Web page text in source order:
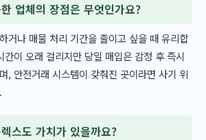
업체의 장점은 무엇인가요?
거나 매물 처리 기간을 줄이고 싶을 때 유리합
간이 오래 걸리지만 당일 매입은 감정 후 즉시
, 안전거래 시스템이 갖춰진 곳이라면 사기 위
스도 가치가 있을까요?